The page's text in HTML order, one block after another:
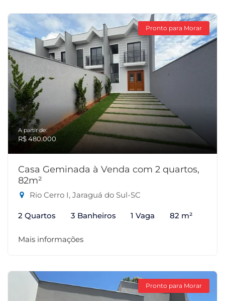
Pronto para Morar
A partir de:
R$ 480.000
Casa Geminada à Venda com 2 quartos,
82m²
Rio Cerro I, Jaraguá do Sul-SC
2 Quartos 3 Banheiros 1 Vaga 82 m²
Mais informações
Pronto para Morar